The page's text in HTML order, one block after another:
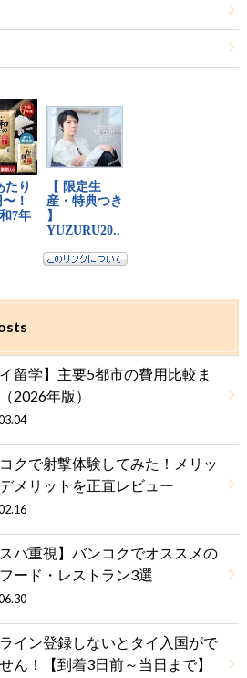
イ留学】主要5都市の費用比較ま
2026年版）
クで射撃体験してみた！メリッ
メリットを正直レビュー
スパ重視】バンコクでオススメの
ード・レストラン3選
イン登録しないとタイ入国がで
ん！【到着3日前～当日まで】